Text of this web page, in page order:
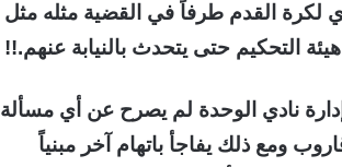
لكرة القدم طرفاً في القضية مثله مثل
التحكيم حتى يتحدث بالنيابة عنهم.!!
نادي الوحدة لم يصرح عن أي مسألة
ومع ذلك يفاجأ باتهام آخر مبنياً